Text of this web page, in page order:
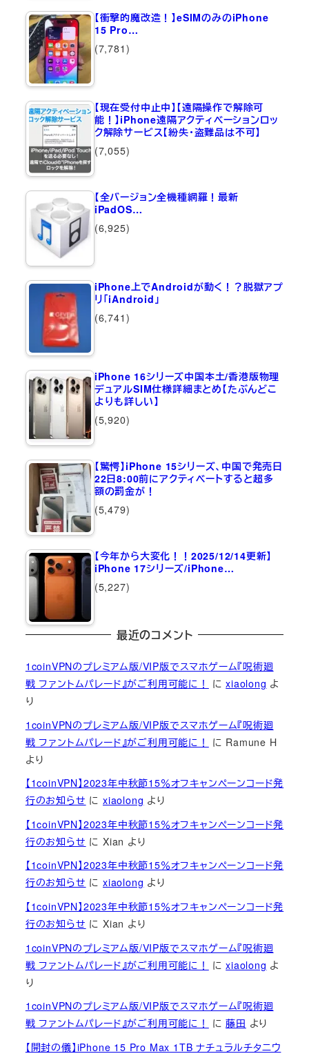
【衝撃的魔改造！】eSIMのみのiPhone
15 Pro…
(7,781)
【現在受付中止中】【遠隔操作で解除可
能！】iPhone遠隔アクティベーションロッ
ク解除サービス【紛失・盗難品は不可】
(7,055)
【全バージョン全機種網羅！最新
iPadOS…
(6,925)
iPhone上でAndroidが動く！？脱獄アプ
リ「iAndroid」
(6,741)
iPhone 16シリーズ中国本土/香港版物理
デュアルSIM仕様詳細まとめ【たぶんどこ
よりも詳しい】
(5,920)
【驚愕】iPhone 15シリーズ、中国で発売日
22日8:00前にアクティベートすると超多
額の罰金が！
(5,479)
【今年から大変化！！2025/12/14更新】
iPhone 17シリーズ/iPhone…
(5,227)
最近のコメント
1coinVPNのプレミアム版/VIP版でスマホゲーム『呪術廻
戦 ファントムパレード』がご利用可能に！
にxiaolong よ
り
1coinVPNのプレミアム版/VIP版でスマホゲーム『呪術廻
戦 ファントムパレード』がご利用可能に！
に Ramune H
より
【1coinVPN】2023年中秋節15％オフキャンペーンコード発
行のお知らせ にxiaolong より
【1coinVPN】2023年中秋節15％オフキャンペーンコード発
行のお知らせ にXian より
【1coinVPN】2023年中秋節15％オフキャンペーンコード発
行のお知らせ にxiaolong より
【1coinVPN】2023年中秋節15％オフキャンペーンコード発
行のお知らせ にXian より
1coinVPNのプレミアム版/VIP版でスマホゲーム『呪術廻
戦 ファントムパレード』がご利用可能に！
にxiaolong よ
り
1coinVPNのプレミアム版/VIP版でスマホゲーム『呪術廻
戦 ファントムパレード』がご利用可能に！
に藤田 より
【開封の儀】iPhone 15 Pro Max 1TB ナチュラルチタニウ